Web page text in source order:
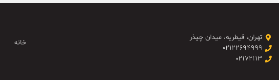
تهران، قیطریه، میدان چیذر
۰۲۱۲۲۶۹۴۹۹۹
۰۲۱۷۲۱۱۳
خانه